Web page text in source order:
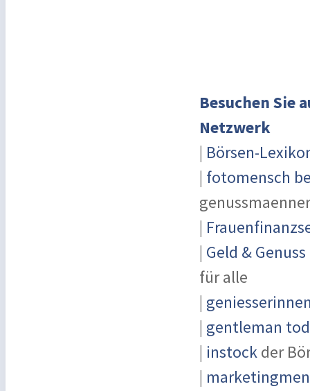
Besuchen Sie
Netzwerk
| Börsen-
| fotomensch
|
| Geld & Genuss
für alle
|
| gentleman
| instock der
|